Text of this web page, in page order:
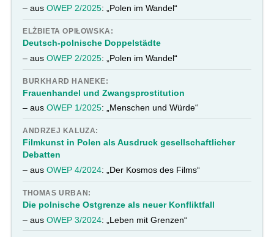
– ausOWEP 2/2025: „Polen im Wandel“
ELŻBIETA OPIŁOWSKA:
Deutsch-polnische Doppelstädte
– ausOWEP 2/2025: „Polen im Wandel“
BURKHARD HANEKE:
Frauenhandel und Zwangsprostitution
– ausOWEP 1/2025: „Menschen und Würde“
ANDRZEJ KALUZA:
Filmkunst in Polen als Ausdruck gesellschaftlicher
Debatten
– ausOWEP 4/2024: „Der Kosmos des Films“
THOMAS URBAN:
Die polnische Ostgrenze als neuer Konfliktfall
– ausOWEP 3/2024: „Leben mit Grenzen“